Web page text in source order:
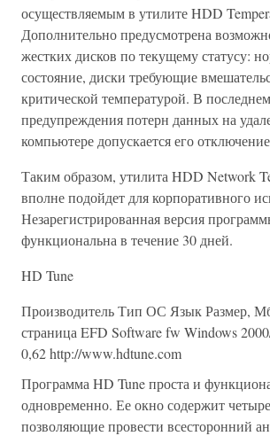
осуществляемым в утилите HDD
Дополнительно предусмотрена
жестких дисков по текущему статусу:
состояние, диски требующие
критической температурой. В
предупреждения потерн данных на
компьютере допускается его
Таким образом, утилита HDD Network
вполне подойдет для корпоративного
Незарегистрированная версия
функциональна в течение 30 дней.
HD Tune
Производитель Тип ОС Язык Размер,
страница EFD Software fw Windows
0,62 http://www.hdtune.com
Программа HD Tune проста и
одновременно. Ее окно содержит
позволяющие провести всесторонний